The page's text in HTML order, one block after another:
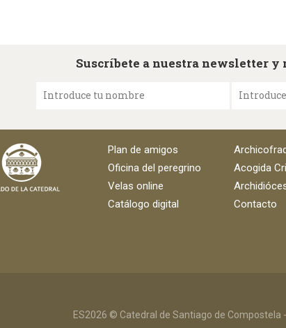
Suscríbete a nuestra newsletter
Introduce tu nombre
Plan de amigos
Oficina del peregrino
Acogida
Velas online
Catálogo digital
Contacto
ES2026 © Catedral de Santiago de Compostela -